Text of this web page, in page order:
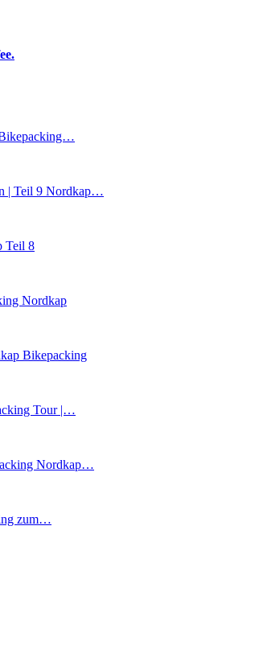
| Teil 9 Nordkap…
Teil 8
Nordkap
Bikepacking
Tour |…
Nordkap…
zum…